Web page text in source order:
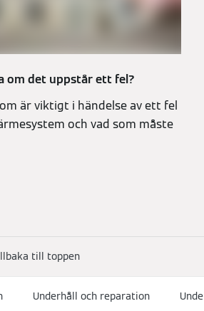
om det uppstår ett fel?
är viktigt i händelse av ett fel
och vad som måste
till toppen
Underhåll och reparation